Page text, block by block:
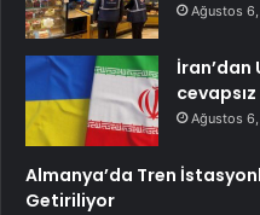
Ağustos
İran’dan
Ağustos
Almanya’da Tren
Getiriliyor